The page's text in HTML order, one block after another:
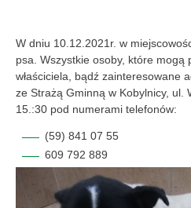
W dniu 10.12.2021r. w
psa. Wszystkie osoby, które mogą
właściciela, bądź zainteresowane
ze Strażą Gminną w Kobylnicy, ul.
15.:30 pod numerami telefonów:
(59) 841 07 55
609 792 889